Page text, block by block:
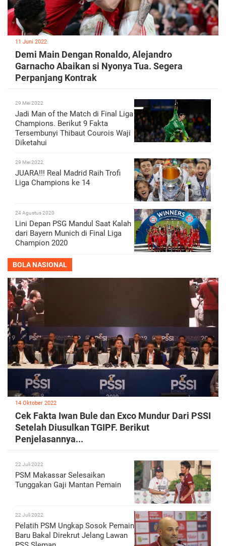
11 Juni 2022
Demi Main Dengan Ronaldo, Alejandro
Garnacho Abaikan si Nyonya Tua. Segera
Perpanjang Kontrak
29 Mei 2022
Jadi Man of the Match di Final Liga
Champions. Berikut 9 Fakta
Tersembunyi Thibaut Courois Waji
Diketahui
29 Mei 2022
JUARA!!! Real Madrid Raih Trofi
Liga Champions ke 14
24 Agustus 2020
Lini Depan PSG Mandul Saat Kalah
dari Bayern Munich di Final Liga
Champion 2020
BOLA NASIONAL
14 Oktober 2022
Cek Fakta Iwan Bule dan Exco Mundur Dari PSSI
Setelah Diusulkan TGIPF. Berikut
Penjelasannya...
22 Juli 2022
PSM Makassar Selesaikan
Tunggakan Gaji Mantan Pemain
22 Juli 2022
Pelatih PSM Ungkap Sosok Pemain
Baru Bakal Direkrut Jelang Lawan